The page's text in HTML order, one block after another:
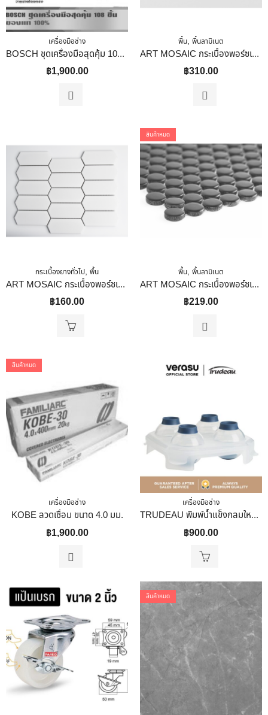
เครื่องมือช่าง
BOSCH ชุดเครื่องมือสุดคุ้ม 108 ชิ้น ของแท้ 100%
฿1,900.00
พื้น, พื้นลามิเนต
ART MOSAIC กระเบื้องพอร์ซเลนโมเสค รุ่น Square Full Body สี White
฿310.00
กระเบื้องยางทั่วไป, พื้น
ART MOSAIC กระเบื้องพอร์ซเลนโมเสค รุ่น Picket สี Matt White ขนาด 260 X 344.20 X 5.5 Mm. เคลือบด้าน
฿160.00
สินค้าหมด
พื้น, พื้นลามิเนต
ART MOSAIC กระเบื้องพอร์ซเลนโมเสค รุ่น Penny Round ขนาด 315x291x5.5 Mm. สี Glossy Black เคลือบเงา
฿219.00
สินค้าหมด
เครื่องมือช่าง
KOBE ลวดเชื่อม ขนาด 4.0 มม.
฿1,900.00
เครื่องมือช่าง
TRUDEAU พิมพ์น้ำแข็งกลมใหญ่ รุ่น TRU-0971531 VERASU วีรสุ แม่พิมพ์น้ำแข็ง TRU-0971531
฿900.00
สินค้าหมด